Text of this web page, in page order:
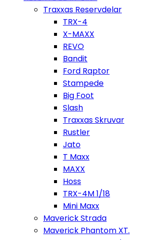
Traxxas Reservdelar
TRX-4
X-MAXX
REVO
Bandit
Ford Raptor
Stampede
Big Foot
Slash
Traxxas Skruvar
Rustler
Jato
T Maxx
MAXX
Hoss
TRX-4M 1/18
Mini Maxx
Maverick Strada
Maverick Phantom XT.